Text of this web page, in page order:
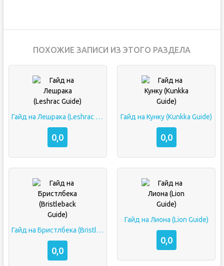
ПОХОЖИЕ ЗАПИСИ ИЗ ЭТОГО РАЗДЕЛА
Гайд на Лешрака (Leshrac Guide)
0,0
Гайд на Кунку (Kunkka Guide)
0,0
Гайд на Бристлбека (Bristleback Guide)
0,0
Гайд на Лиона (Lion Guide)
0,0